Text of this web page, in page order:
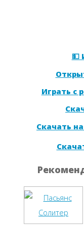
💵
Играть с
Скачать